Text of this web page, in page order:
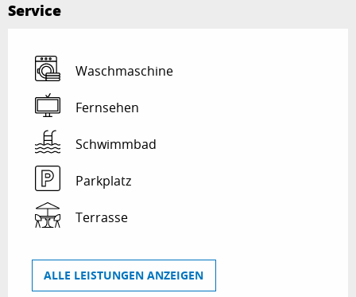
Service
Waschmaschine
Fernsehen
Schwimmbad
Parkplatz
Terrasse
ALLE LEISTUNGEN ANZEIGEN